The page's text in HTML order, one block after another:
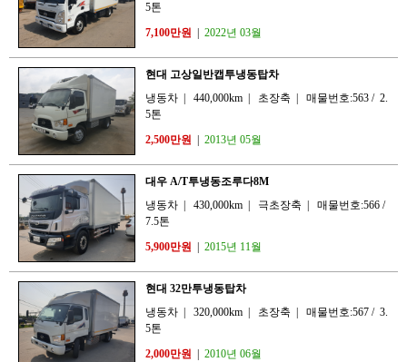
5톤
7,100만원
2022년 03월
현대 고상일반캡투냉동탑차
냉동차
440,000km 초장축 매물번호:563 / 2.
5톤
2,500만원
2013년 05월
대우 A/T투냉동조루다8M
냉동차
430,000km 극초장축 매물번호:566 /
7.5톤
5,900만원
2015년 11월
현대 32만투냉동탑차
냉동차
320,000km 초장축 매물번호:567 / 3.
5톤
2,000만원
2010년 06월